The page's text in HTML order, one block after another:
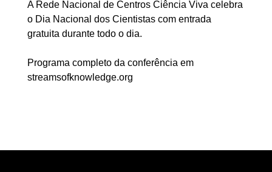
A Rede Nacional de Centros Ciência Viva celebra
o Dia Nacional dos Cientistas com entrada
gratuita durante todo o dia.
Programa completo da conferência em
streamsofknowledge.org